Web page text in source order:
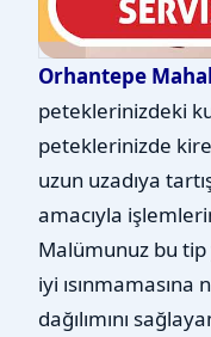
Orhantepe
peteklerinizdeki
peteklerinizde
uzun uzadıya
amacıyla
Malümunuz bu tip
iyi
dağılımını